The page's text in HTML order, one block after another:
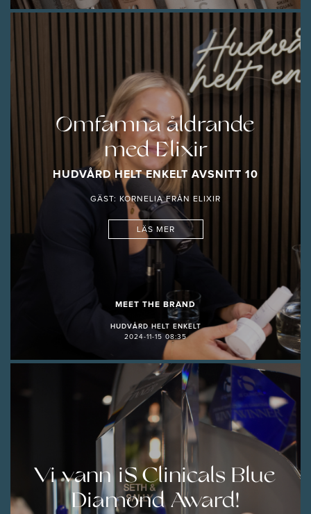
Omfamna åldrande
med Elixir
HUDVÅRD HELT ENKELT AVSNITT 10
GÄST: KORNELIA FRÅN ELIXIR
LÄS MER
MEET THE BRAND
HUDVÅRD HELT ENKELT
2024-11-15 08:35
Vi vann iS Clinicals Blue
Diamond Award!